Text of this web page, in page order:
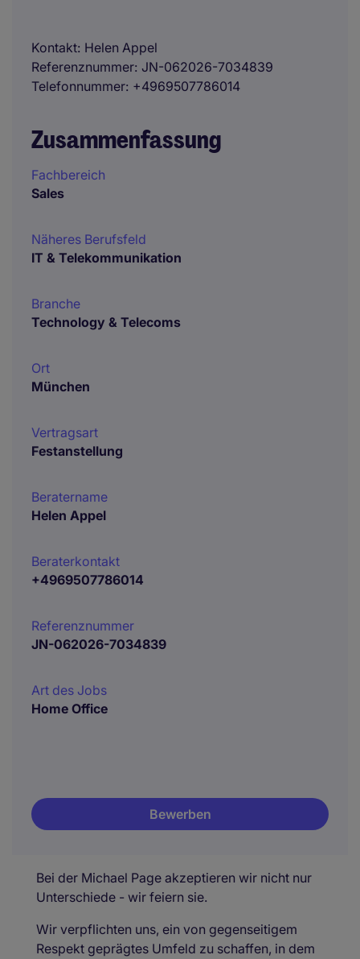
Kontakt Helen Appel
Referenznummer JN-062026-7034839
Telefonnummer +4969507786014
Zusammenfassung
Fachbereich
Sales
Näheres Berufsfeld
IT & Telekommunikation
Branche
Technology & Telecoms
Ort
München
Vertragsart
Festanstellung
Beratername
Helen Appel
Beraterkontakt
+4969507786014
Referenznummer
JN-062026-7034839
Art des Jobs
Home Office
Bewerben
Bei der Michael Page akzeptieren wir nicht nur
Unterschiede - wir feiern sie.
Wir verpflichten uns, ein von gegenseitigem
Respekt geprägtes Umfeld zu schaffen, in dem